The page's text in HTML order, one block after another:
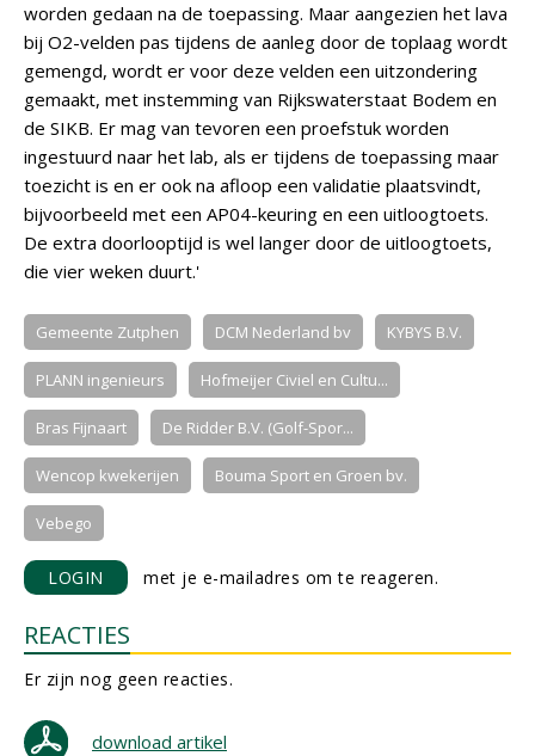
worden gedaan na de toepassing. Maar aangezien het lava
bij O2-velden pas tijdens de aanleg door de toplaag wordt
gemengd, wordt er voor deze velden een uitzondering
gemaakt, met instemming van Rijkswaterstaat Bodem en
de SIKB. Er mag van tevoren een proefstuk worden
ingestuurd naar het lab, als er tijdens de toepassing maar
toezicht is en er ook na afloop een validatie plaatsvindt,
bijvoorbeeld met een AP04-keuring en een uitloogtoets.
De extra doorlooptijd is wel langer door de uitloogtoets,
die vier weken duurt.'
Gemeente Zutphen DCM Nederland bv KYBYS B.V.
PLANN ingenieurs Hofmeijer Civiel en Cultu...
Bras Fijnaart De Ridder B.V. (Golf-Spor...
Wencop kwekerijen Bouma Sport en Groen bv.
Vebego
LOGIN met je e-mailadres om te reageren.
REACTIES
Er zijn nog geen reacties.
download artikel